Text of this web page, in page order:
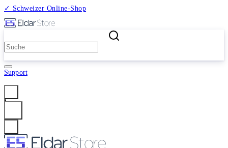
✓ Schweizer Online-Shop
Support